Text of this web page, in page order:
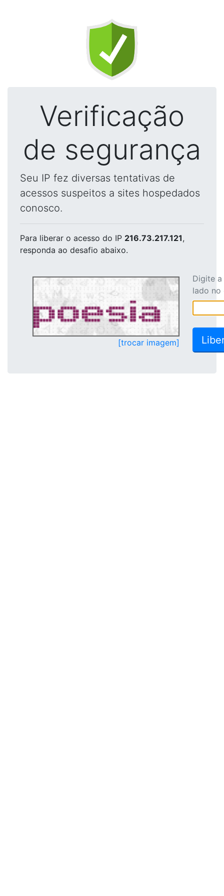
Verificação
de segurança
Seu IP fez diversas tentativas de
acessos suspeitos a sites hospedados
conosco.
Para liberar o acesso do IP 216.73.217.121,
responda ao desafio abaixo.
[trocar imagem]
Digite
lado no